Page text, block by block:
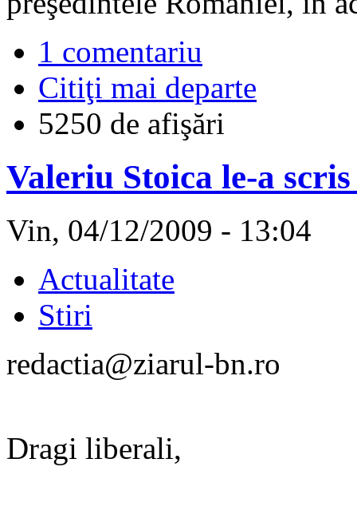
1 comentariu
Citiţi mai departe
5250 de afişări
Valeriu Stoica le-a
Vin, 04/12/2009 - 13:04
Actualitate
Stiri
redactia@ziarul-bn.ro
Dragi liberali,